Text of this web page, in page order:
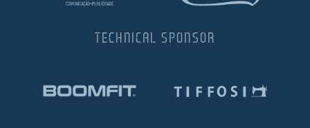
TECHNICAL SPONSOR